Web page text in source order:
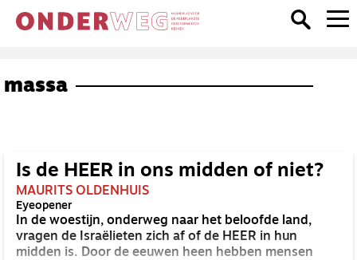
massa
Is de HEER in ons midden of niet?
MAURITS OLDENHUIS
Eyeopener
In de woestijn, onderweg naar het beloofde land,
vragen de Israëlieten zich af of de HEER in hun
midden is. Door de eeuwen heen hebben mensen